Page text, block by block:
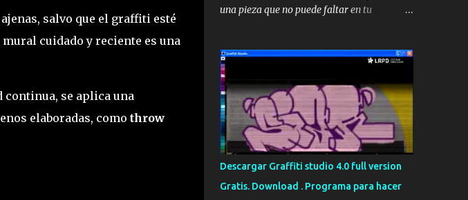
salvo que el graffiti esté
cuidado y reciente es una
se aplica una
elaboradas, como throw
una pieza que no puede faltar en tu
recopilación de alta calidad que reúne los
bocetos de los sesenta mejores graffiteros
escandinavos, incluyendo leyendas como
Nug, Egs y Bates . Portada del Graffiti
Coloring Book, ideal para artistas y
aficionados Estos maestros del spray han
definido los bordes de sus trabajos más
icónicos, dejando el espacio en blanco para
que tú tomes el control. Aunque muchos
Descargar Graffiti studio 4.0 full version
Gratis. Download . Programa para hacer